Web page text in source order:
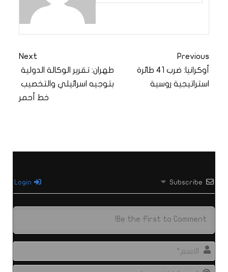
Previous
أوكرانيا: ضرب 41 طائرة
استراتيجية روسية
Next
طهران: تقرير الوكالة الدولية
بتوجيه اسرائيلي والتخصيب
خط أحمر
Subscribe